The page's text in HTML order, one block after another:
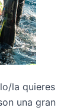
la quieres
una gran